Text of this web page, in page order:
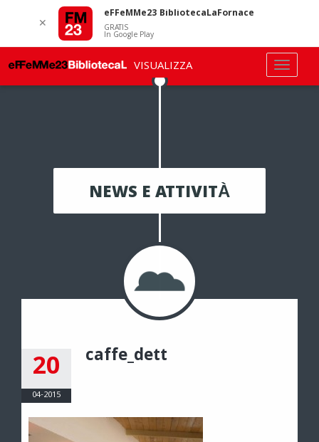
NEWS E ATTIVITÀ
20
04-2015
caffe_dett
✕
eFFeMMe23 BibliotecaLaFornace
GRATIS
In Google Play
VISUALIZZA